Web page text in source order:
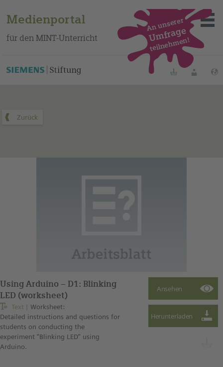
Medienportal
für den MINT-Unterricht
Über das Portal
Merklisten
An unserer
Umfrage
teilnehmen!
Using Arduino – D1: Blinking
LED (worksheet)
Text
Worksheet:
Detailed instructions and questions for
students on conducting the
experiment “Blinking LED” using
Arduino.
Dieses Medium finden Sie auf unserem spanischen